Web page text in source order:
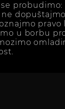
probudimo:
pravo
u borbu